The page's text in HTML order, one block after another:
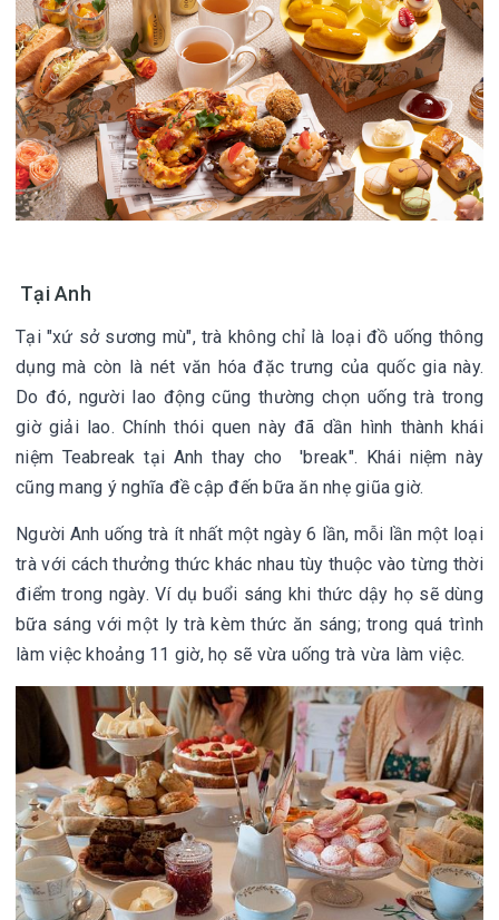
Tại Anh
Tại "xứ sở sương mù", trà không chỉ là loại đồ uống thông
dụng mà còn là nét văn hóa đặc trưng của quốc gia này.
Do đó, người lao động cũng thường chọn uống trà trong
giờ giải lao. Chính thói quen này đã dần hình thành khái
niệm Teabreak tại Anh thay cho 'break". Khái niệm này
cũng mang ý nghĩa đề cập đến bữa ăn nhẹ giũa giờ.
Người Anh uống trà ít nhất một ngày 6 lần, mỗi lần một loại
trà với cách thưởng thức khác nhau tùy thuộc vào từng thời
điểm trong ngày. Ví dụ buổi sáng khi thức dậy họ sẽ dùng
bữa sáng với một ly trà kèm thức ăn sáng; trong quá trình
làm việc khoảng 11 giờ, họ sẽ vừa uống trà vừa làm việc.